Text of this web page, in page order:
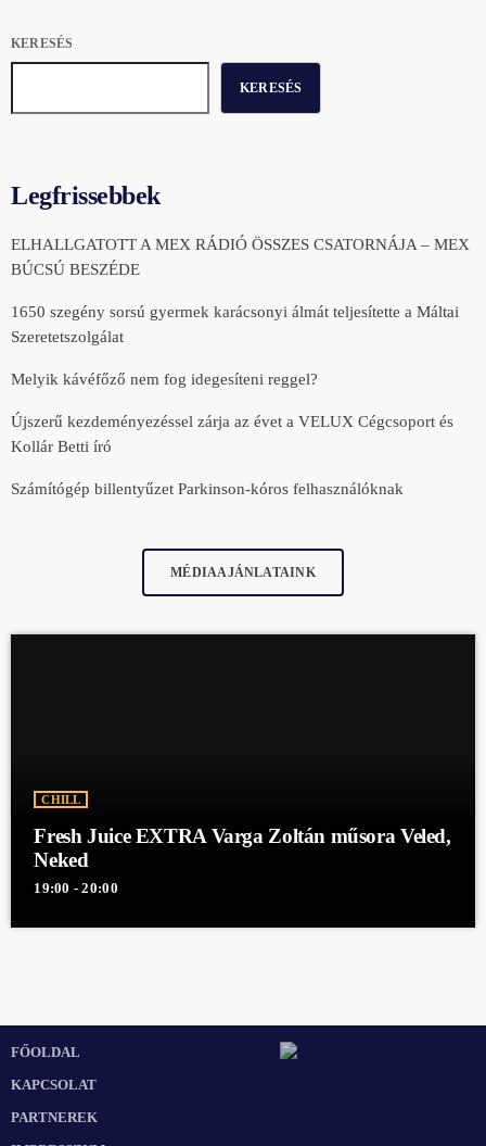
KERESÉS
KERESÉS
Legfrissebbek
ELHALLGATOTT A MEX RÁDIÓ ÖSSZES CSATORNÁJA – MEX
BÚCSÚ BESZÉDE
1650 szegény sorsú gyermek karácsonyi álmát teljesítette a Máltai
Szeretetszolgálat
Melyik kávéfőző nem fog idegesíteni reggel?
Újszerű kezdeményezéssel zárja az évet a VELUX Cégcsoport és
Kollár Betti író
Számítógép billentyűzet Parkinson-kóros felhasználóknak
MÉDIAAJÁNLATAINK
CHILL
Fresh Juice EXTRA Varga Zoltán műsora Veled,
Neked
19:00 - 20:00
FŐOLDAL
KAPCSOLAT
PARTNEREK